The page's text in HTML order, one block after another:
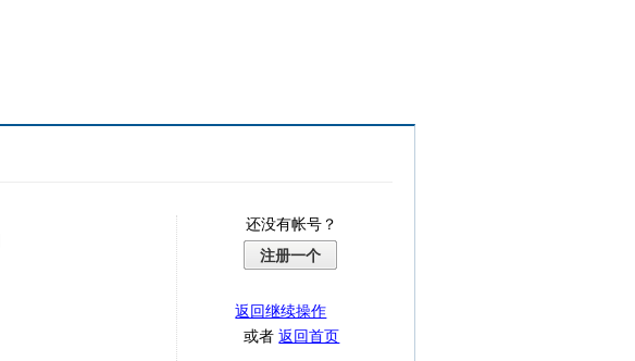
还没有帐号？
注册一个
返回继续操作
或者返回首页